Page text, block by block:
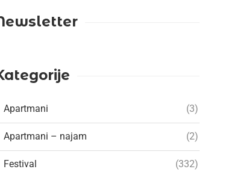
Apartmani (3)
Apartmani – najam (2)
Festival (332)